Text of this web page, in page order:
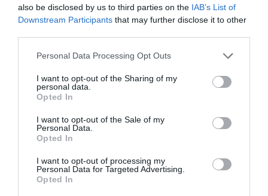
also be disclosed by us to third parties on the IAB’s List of
Downstream Participants that may further disclose it to other
Please note that this website/app uses one or more Google
not limited to your visit or usage behaviour. You may click to
grant or deny consent to Google and its third-party tags to
use your data for below specified purposes in below Google
consent section.
Personal Data Processing Opt Outs
I want to opt-out of the Sharing of my
personal data.
Opted In
I want to opt-out of the Sale of my
Personal Data.
Opted In
I want to opt-out of processing my
Personal Data for Targeted Advertising.
Opted In
Forrás: Blikk
Megosztás: Facebook Twitter Pinterest